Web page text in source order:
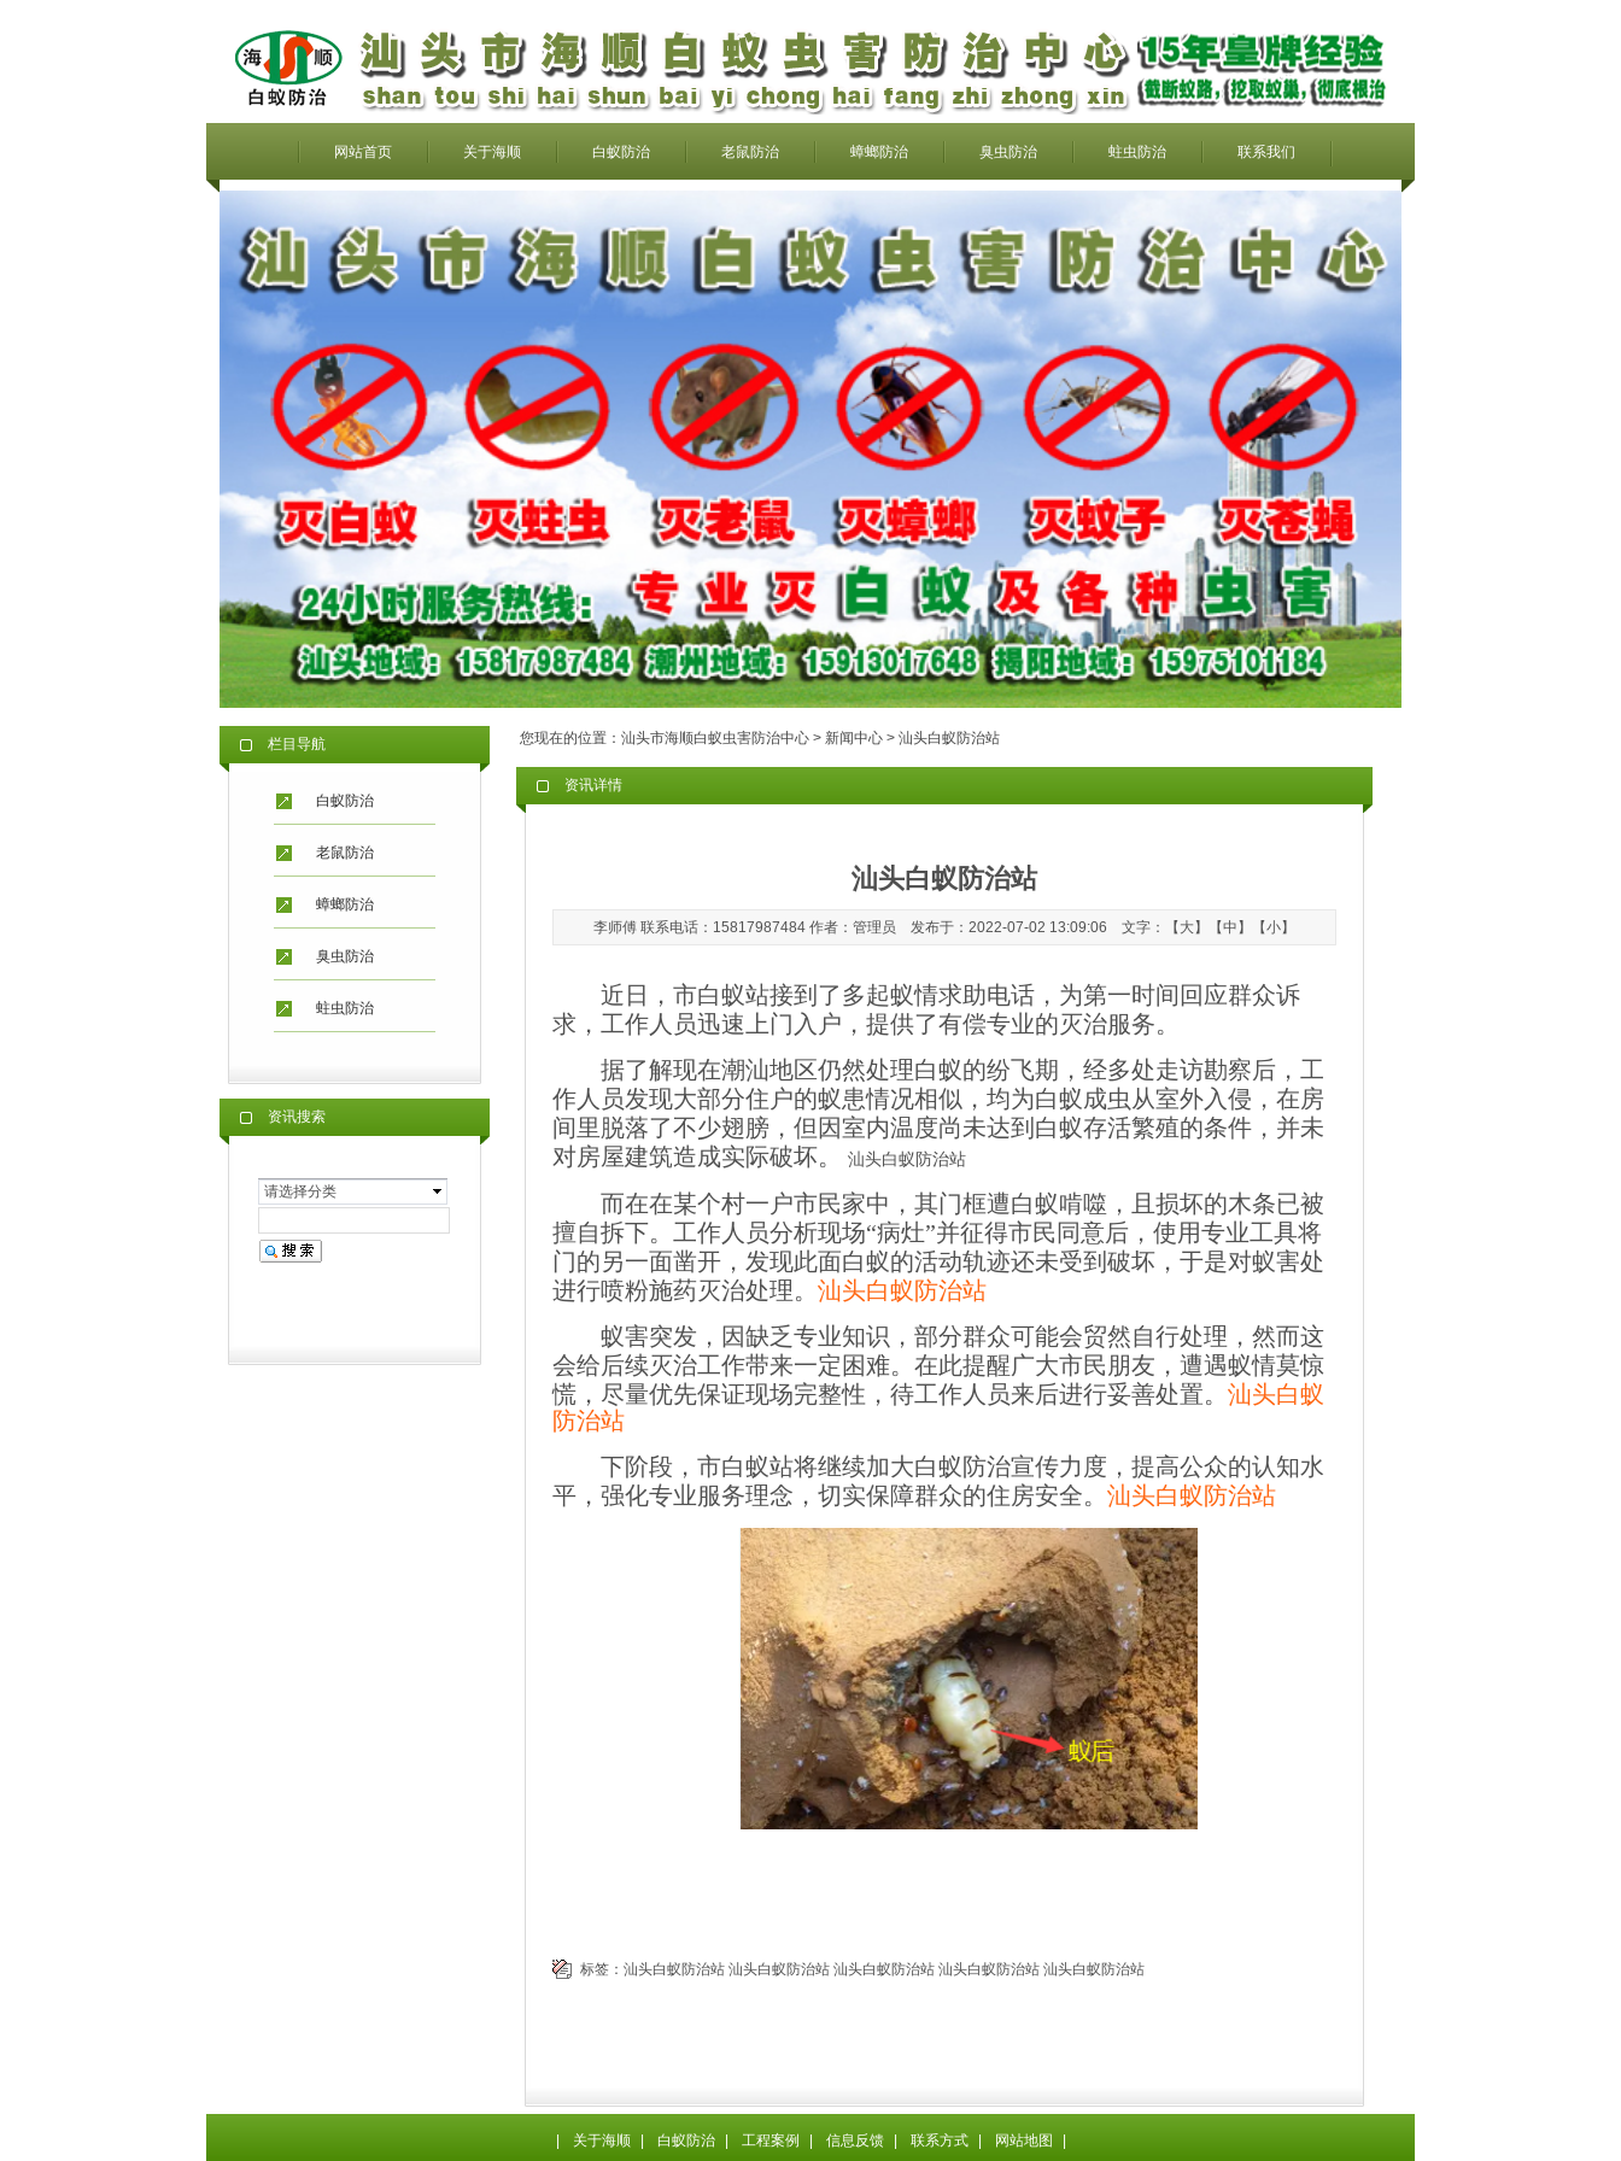
网站首页 关于海顺 白蚁防治 老鼠防治 蟑螂防治 臭虫防治 蛀虫防治 联系我们
栏目导航
白蚁防治
老鼠防治
蟑螂防治
臭虫防治
蛀虫防治
您现在的位置： 汕头市海顺白蚁虫害防治中心 > 新闻中心 > 汕头白蚁防治站
资讯搜索
请选择分类
资讯详情
汕头白蚁防治站
李师傅 联系电话：15817987484 作者：管理员 发布于：2022-07-02 13:09:06 文字：【 大】【中 】【小】
近日，市白蚁站接到了多起蚁情求助电话，为第一时间回应群众诉
求，工作人员迅速上门入户，提供了有偿专业的灭治服务。
据了解现在潮汕地区仍然处理白蚁的纷飞期，经多处走访勘察后，工
作人员发现大部分住户的蚁患情况相似，均为白蚁成虫从室外入侵，在房
间里脱落了不少翅膀，但因室内温度尚未达到白蚁存活繁殖的条件，并未
对房屋建筑造成实际破坏。
汕头白蚁防治站
而在在某个村一户市民家中，其门框遭白蚁啃噬，且损坏的木条已被
擅自拆下。工作人员分析现场“病灶”并征得市民同意后，使用专业工具将
门的另一面凿开，发现此面白蚁的活动轨迹还未受到破坏，于是对蚁害处
进行喷粉施药灭治处理。 汕头白蚁防治站
蚁害突发，因缺乏专业知识，部分群众可能会贸然自行处理，然而这
会给后续灭治工作带来一定困难。在此提醒广大市民朋友，遭遇蚁情莫惊
慌，尽量优先保证现场完整性，待工作人员来后进行妥善处置。 汕头白蚁
防治站
下阶段，市白蚁站将继续加大白蚁防治宣传力度，提高公众的认知水
平，强化专业服务理念，切实保障群众的住房安全。 汕头白蚁防治站
标签： 汕头白蚁防治站 汕头白蚁防治站 汕头白蚁防治站 汕头白蚁防治站 汕头白蚁防治站
关于海顺 白蚁防治 工程案例 信息反馈 联系方式 网站地图